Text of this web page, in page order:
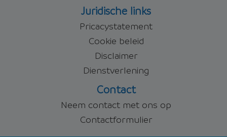
Juridische links
Pricacystatement
Cookie beleid
Disclaimer
Dienstverlening
Contact
Neem contact met ons op
Contactformulier